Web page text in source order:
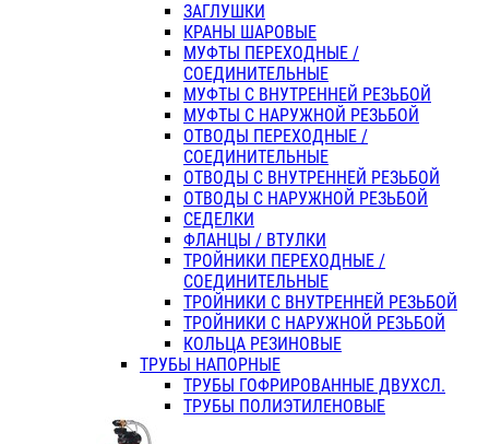
ЗАГЛУШКИ
КРАНЫ ШАРОВЫЕ
МУФТЫ ПЕРЕХОДНЫЕ /
СОЕДИНИТЕЛЬНЫЕ
МУФТЫ С ВНУТРЕННЕЙ РЕЗЬБОЙ
МУФТЫ С НАРУЖНОЙ РЕЗЬБОЙ
ОТВОДЫ ПЕРЕХОДНЫЕ /
СОЕДИНИТЕЛЬНЫЕ
ОТВОДЫ С ВНУТРЕННЕЙ РЕЗЬБОЙ
ОТВОДЫ С НАРУЖНОЙ РЕЗЬБОЙ
СЕДЕЛКИ
ФЛАНЦЫ / ВТУЛКИ
ТРОЙНИКИ ПЕРЕХОДНЫЕ /
СОЕДИНИТЕЛЬНЫЕ
ТРОЙНИКИ С ВНУТРЕННЕЙ РЕЗЬБОЙ
ТРОЙНИКИ С НАРУЖНОЙ РЕЗЬБОЙ
КОЛЬЦА РЕЗИНОВЫЕ
ТРУБЫ НАПОРНЫЕ
ТРУБЫ ГОФРИРОВАННЫЕ ДВУХСЛ.
ТРУБЫ ПОЛИЭТИЛЕНОВЫЕ